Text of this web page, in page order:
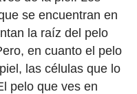
se encuentran en
la raíz del pelo
en cuanto el pelo
las células que lo
pelo que ves en